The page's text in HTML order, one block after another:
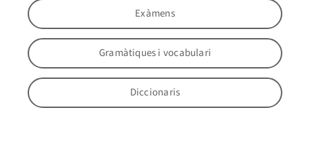
Exàmens
Gramàtiques i vocabulari
Diccionaris